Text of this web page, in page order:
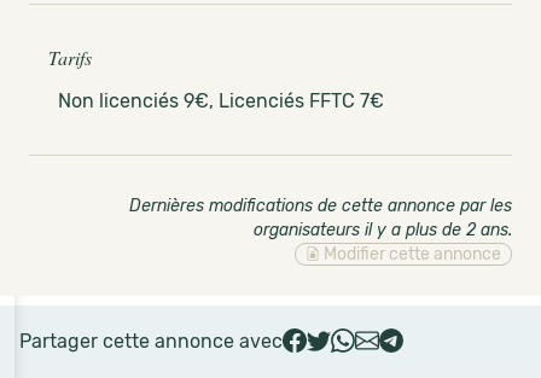
Tarifs
Non licenciés 9€, Licenciés FFTC 7€
Dernières modifications de cette annonce par les
organisateurs il y a plus de 2 ans.
Modifier cette annonce
Partager cette annonce avec